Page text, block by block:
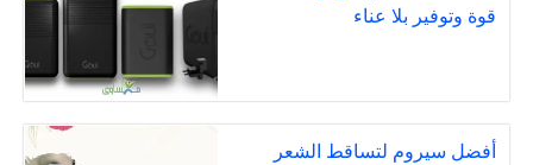
قوة وتوفير بلا عناء
أفضل سيروم لتساقط الشعر